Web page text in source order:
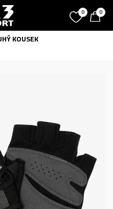
0 0
KOUSEK